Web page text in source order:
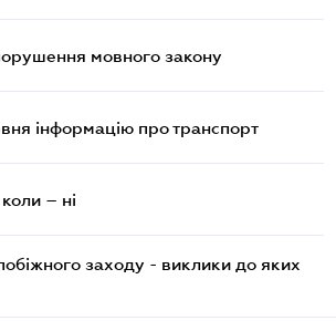
мовного закону
інформацію про транспорт
– ні
заходу - виклики до яких